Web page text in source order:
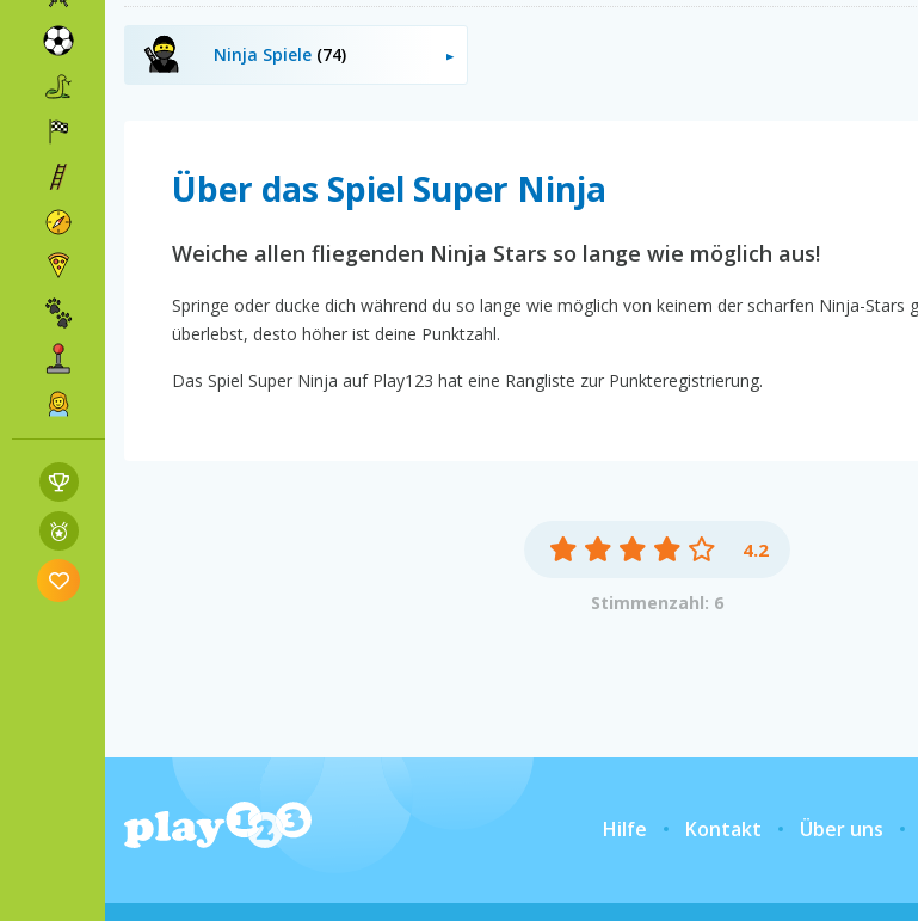
Ninja Spiele (74)
Über das Spiel Super Ninja
Weiche allen fliegenden Ninja Stars so lange wie möglich aus!
Springe oder ducke dich während du so lange wie möglich von keinem der scharfen Ninja-Stars
überlebst, desto höher ist deine Punktzahl.
Das Spiel Super Ninja auf Play123 hat eine Rangliste zur Punkteregistrierung.
4.2
Stimmenzahl: 6
Hilfe Kontakt Über uns